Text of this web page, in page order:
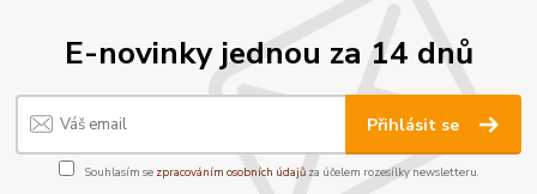
E-novinky jednou za 14 dnů
Přihlásit se
Souhlasím se zpracováním osobních údajůza účelem rozesílky newsletteru.